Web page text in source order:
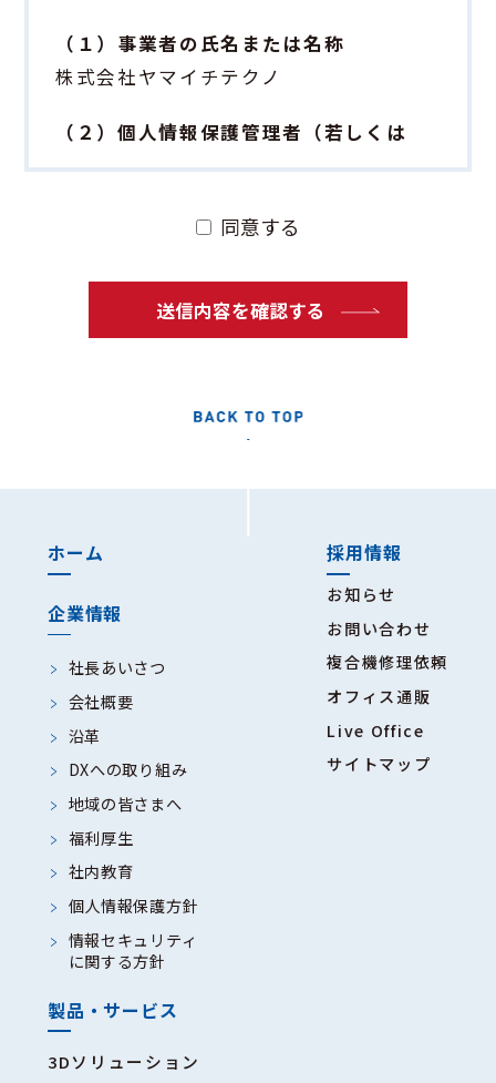
（１）事業者の氏名または名称
株式会社ヤマイチテクノ
（２）個人情報保護管理者（若しくは
その代理人）の氏名又は職名、所属及
個人情報保護管理者：総務人事部長
（３）個人情報の利用目的
めに利用いたします。
望等への対応および回答のた
2、お見積りの作成および送付の
3、商品、サービスに関する情報
提供、ご提案およびご案内の
4、商品、サービスの提供、保
守、サポート対応のため
絡および各種手続きのため
6、代金の請求および回収のため
7、お問い合わせ内容の確認、記
録および管理のため
8、商品、サービスの品質向上お
9、その他、上記利用目的に付随
する業務の遂行のため
同意する
ホーム
企業情報
社長あいさつ
会社概要
沿革
DXへの取り組み
地域の皆さまへ
福利厚生
社内教育
個人情報保護方針
情報セキュリティ
に関する方針
採用情報
お知らせ
お問い合わせ
複合機修理依頼
オフィス通販
Live Office
サイトマップ
製品・サービス
3Dソリューション